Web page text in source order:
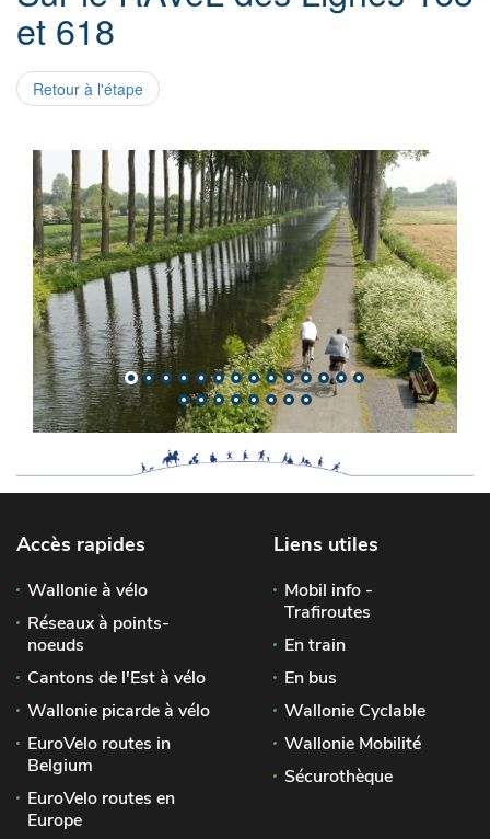
et 618
Retour à l'étape
Accès rapides
Wallonie à vélo
Réseaux à points-
noeuds
Cantons de l'Est à vélo
Wallonie picarde à vélo
EuroVelo routes in
Belgium
EuroVelo routes en
Europe
Liens utiles
Mobil info -
Trafiroutes
En train
En bus
Wallonie Cyclable
Wallonie Mobilité
Sécurothèque